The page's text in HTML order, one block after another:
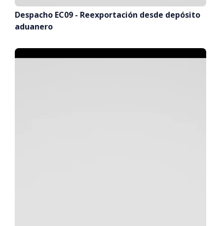
Despacho EC09 - Reexportación desde depósito
aduanero